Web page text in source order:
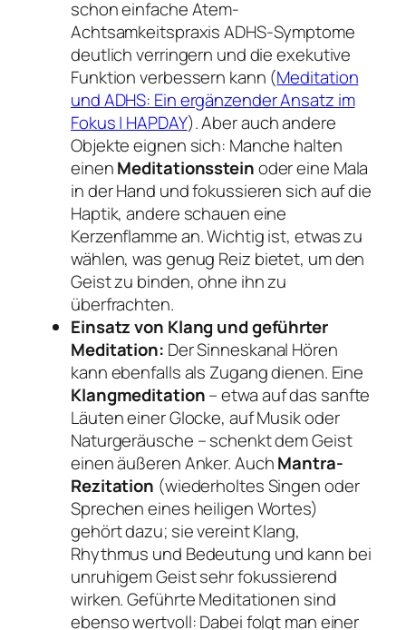
schon einfache Atem-
Achtsamkeitspraxis ADHS-Symptome
deutlich verringern und die exekutive
Funktion verbessern kann (Meditation
und ADHS: Ein ergänzender Ansatz im
Fokus | HAPDAY). Aber auch andere
Objekte eignen sich: Manche halten
einenMeditationssteinoder eine Mala
in der Hand und fokussieren sich auf die
Haptik, andere schauen eine
Kerzenflamme an. Wichtig ist, etwas zu
wählen, was genug Reiz bietet, um den
Geist zu binden, ohne ihn zu
überfrachten.
Einsatz von Klang und geführter
Meditation: Der Sinneskanal Hören
kann ebenfalls als Zugang dienen. Eine
Klangmeditation– etwa auf das sanfte
Läuten einer Glocke, auf Musik oder
Naturgeräusche – schenkt dem Geist
einen äußeren Anker. AuchMantra-
Rezitation (wiederholtes Singen oder
Sprechen eines heiligen Wortes)
gehört dazu; sie vereint Klang,
Rhythmus und Bedeutung und kann bei
unruhigem Geist sehr fokussierend
wirken. Geführte Meditationen sind
ebenso wertvoll: Dabei folgt man einer